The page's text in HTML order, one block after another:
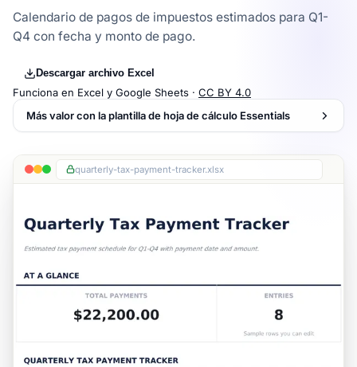
Calendario de pagos de impuestos estimados para Q1-
Q4 con fecha y monto de pago.
Descargar archivo Excel
Funciona en Excel y Google Sheets · CC BY 4.0
Más valor con la plantilla de hoja de cálculo Essentials
quarterly-tax-payment-tracker.xlsx